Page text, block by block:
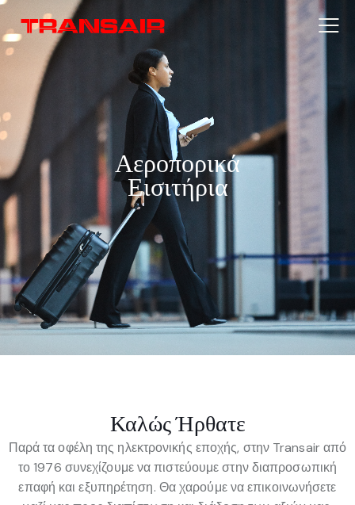
Αεροπορικά
Εισιτήρια
Καλώς Ήρθατε
Παρά τα οφέλη της ηλεκτρονικής εποχής, στην Transair από
το 1976 συνεχίζουμε να πιστεύουμε στην διαπροσωπική
επαφή και εξυπηρέτηση. Θα χαρούμε να επικοινωνήσετε